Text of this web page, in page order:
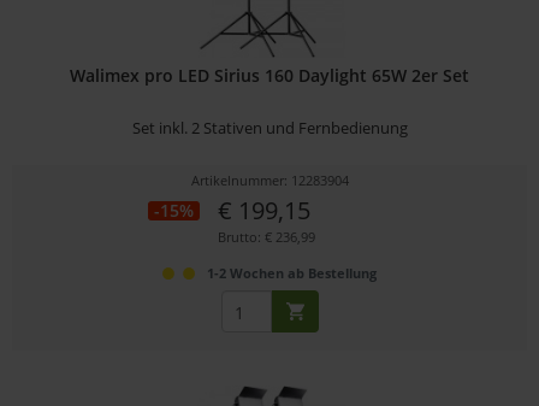
Walimex pro LED Sirius 160 Daylight 65W 2er Set
Set inkl. 2 Stativen und Fernbedienung
Artikelnummer: 12283904
-15% € 199,15
Brutto: € 236,99
1-2 Wochen ab Bestellung